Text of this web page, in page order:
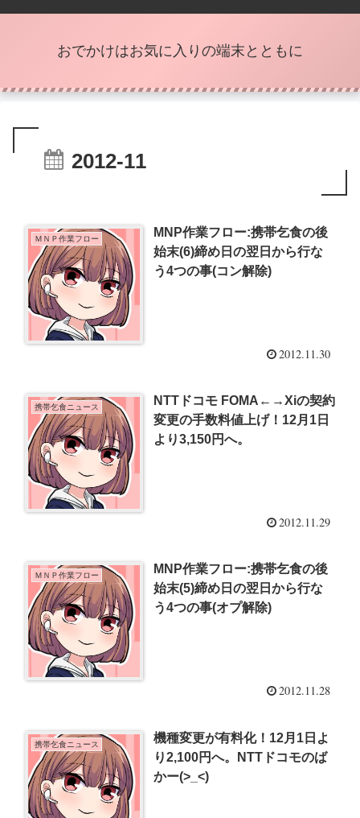
おでかけはお気に入りの端末とともに
2012-11
ＭＮＰ作業フロー
MNP作業フロー:携帯乞食の後
始末(6)締め日の翌日から行な
う4つの事(コン解除)
2012.11.30
携帯乞食ニュース
NTTドコモ FOMA←→Xiの契約
変更の手数料値上げ！12月1日
より3,150円へ。
2012.11.29
ＭＮＰ作業フロー
MNP作業フロー:携帯乞食の後
始末(5)締め日の翌日から行な
う4つの事(オプ解除)
2012.11.28
携帯乞食ニュース
機種変更が有料化！12月1日よ
り2,100円へ。NTTドコモのば
かー(>_<)